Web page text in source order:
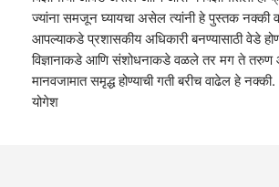
ज्यांना समजून घ्यायचा असेल त्यांनी हे पुस्तक नक्की
आपल्याकडे प्रशासकीय अधिकारी बनण्यासाठी वेडे
विज्ञानाकडे आणि संशोधनाकडे वळले तर मग ते तरुण
मानवजामात समृद्ध होण्याची गती बरीच वाढेल हे नक्की.
योगेश